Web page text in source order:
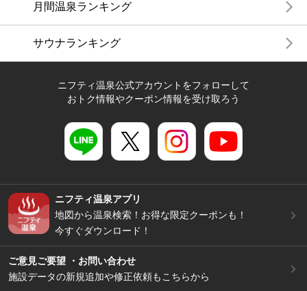
月間温泉ランキング
サウナランキング
ニフティ温泉公式アカウントをフォローして
おトク情報やクーポン情報を受け取ろう
ニフティ温泉アプリ
地図から温泉検索！お得な限定クーポンも！
今すぐダウンロード！
ご意見ご要望 ・お問い合わせ
施設データの新規追加や修正依頼もこちらから